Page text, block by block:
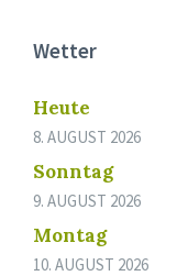
Wetter
Heute
8. AUGUST 2026
Sonntag
9. AUGUST 2026
Montag
10. AUGUST 2026